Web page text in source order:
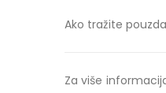
Ako tražite
Za više